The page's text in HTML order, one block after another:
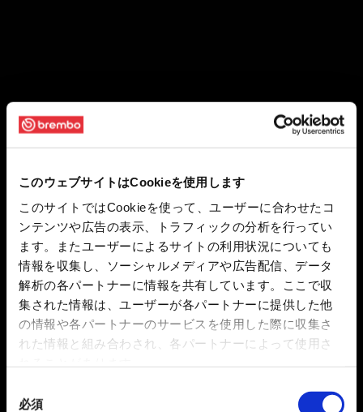
このウェブサイトはCookieを使用します
このサイトではCookieを使って、ユーザーに合わせたコ
ンテンツや広告の表示、トラフィックの分析を行ってい
ます。またユーザーによるサイトの利用状況についても
情報を収集し、ソーシャルメディアや広告配信、データ
解析の各パートナーに情報を共有しています。ここで収
集された情報は、ユーザーが各パートナーに提供した他
の情報や各パートナーのサービスを使用した際に収集さ
れた情報と組み合わされ、各パートナーによって使用さ
必須